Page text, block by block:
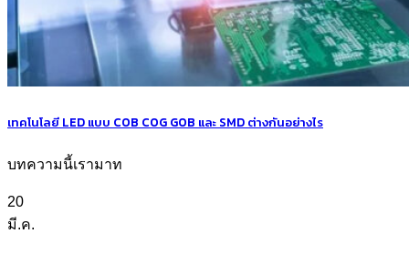
เทคโนโลยี LED แบบ COB COG GOB และ SMD ต่างกันอย่างไร
บทความนี้เรามาท
20
มี.ค.